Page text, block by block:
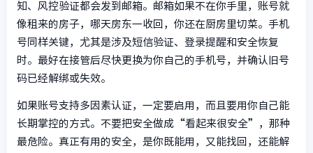
知、风控验证都会发到邮箱。邮箱如果不在你手里，账号就
像租来的房子，哪天房东一收回，你还在厨房里切菜。手机
号同样关键，尤其是涉及短信验证、登录提醒和安全恢复
时。最好在接管后尽快更换为你自己的手机号，并确认旧号
码已经解绑或失效。
如果账号支持多因素认证，一定要启用，而且要用你自己能
长期掌控的方式。不要把安全做成“看起来很安全”，那种
最危险。真正有用的安全，是你既能用，又能找回，还能解